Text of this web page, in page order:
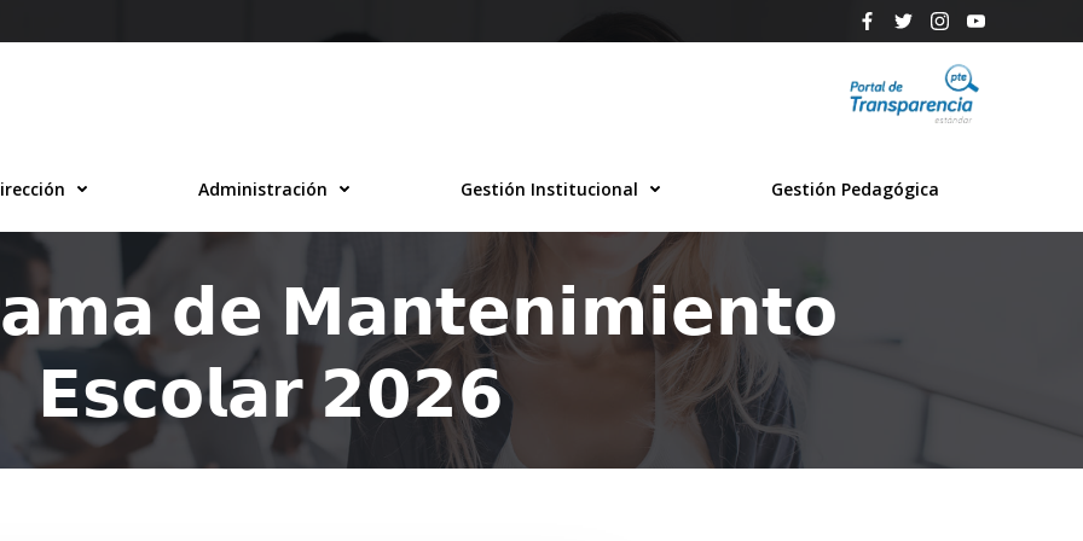
Administración Gestión Institucional Gestión Pedagógica
𝗱𝗲 𝗠𝗮𝗻𝘁𝗲𝗻𝗶𝗺𝗶𝗲𝗻𝘁𝗼
𝗘𝘀𝗰𝗼𝗹𝗮𝗿 𝟮𝟬𝟮𝟲